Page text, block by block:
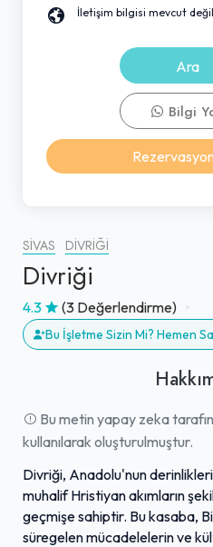
SIVAS DIVRIĞI
Divriği
4.3 (3 Değerlendirme)
Bu İşletme Sizin Mi? Hemen
Bu metin yapay zeka
kullanılarak oluşturulmuştur.
Divriği, Anadolu'nun
muhalif Hristiyan akımların
geçmişe sahiptir. Bu kasaba,
süregelen mücadelelerin ve
İletişim bilgisi mevcut değil.
Ara
Bilgi